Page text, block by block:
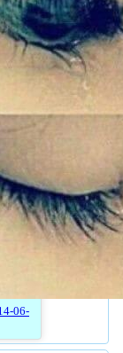
06-